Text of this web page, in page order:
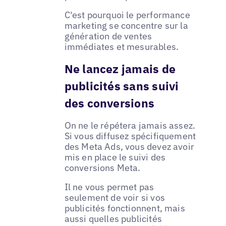
C'est pourquoi le performance
marketing se concentre sur la
génération de ventes
immédiates et mesurables.
Ne lancez jamais de
publicités sans suivi
des conversions
On ne le répétera jamais assez.
Si vous diffusez spécifiquement
des Meta Ads, vous devez avoir
mis en place le suivi des
conversions Meta.
Il ne vous permet pas
seulement de voir si vos
publicités fonctionnent, mais
aussi quelles publicités